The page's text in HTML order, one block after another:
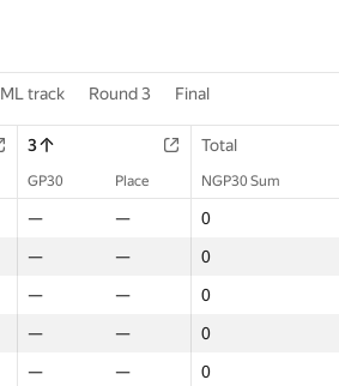
ML track Round 3 Final
3 Total
GP30 Place NGP30 Sum
— — 0
— — 0
— — 0
— — 0
— — 0